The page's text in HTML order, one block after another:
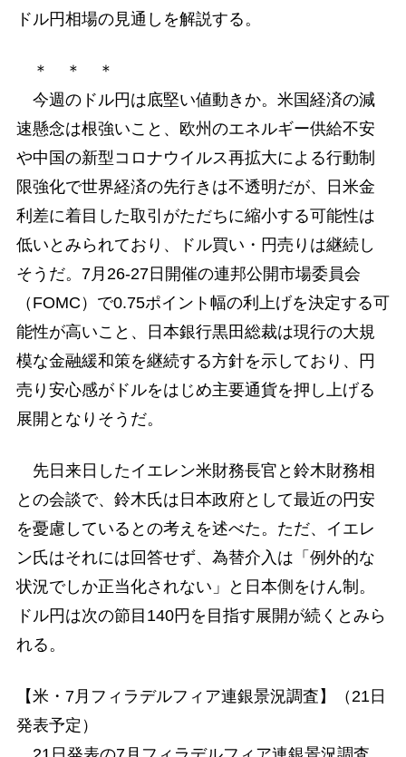
ドル円相場の見通しを解説する。
＊ ＊ ＊
今週のドル円は底堅い値動きか。米国経済の減
速懸念は根強いこと、欧州のエネルギー供給不安
や中国の新型コロナウイルス再拡大による行動制
限強化で世界経済の先行きは不透明だが、日米金
利差に着目した取引がただちに縮小する可能性は
低いとみられており、ドル買い・円売りは継続し
そうだ。7月26-27日開催の連邦公開市場委員会
（FOMC）で0.75ポイント幅の利上げを決定する可
能性が高いこと、日本銀行黒田総裁は現行の大規
模な金融緩和策を継続する方針を示しており、円
売り安心感がドルをはじめ主要通貨を押し上げる
展開となりそうだ。
先日来日したイエレン米財務長官と鈴木財務相
との会談で、鈴木氏は日本政府として最近の円安
を憂慮しているとの考えを述べた。ただ、イエレ
ン氏はそれには回答せず、為替介入は「例外的な
状況でしか正当化されない」と日本側をけん制。
ドル円は次の節目140円を目指す展開が続くとみら
れる。
【米・7月フィラデルフィア連銀景況調査】（21日
発表予定）